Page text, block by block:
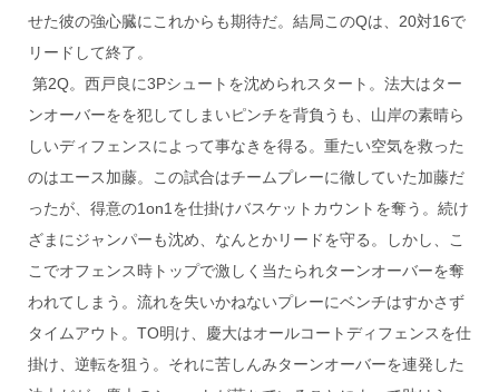
せた彼の強心臓にこれからも期待だ。結局このQは、20対16で
リードして終了。
第2Q。西戸良に3Pシュートを沈められスタート。法大はター
ンオーバーをを犯してしまいピンチを背負うも、山岸の素晴ら
しいディフェンスによって事なきを得る。重たい空気を救った
のはエース加藤。この試合はチームプレーに徹していた加藤だ
ったが、得意の1on1を仕掛けバスケットカウントを奪う。続け
ざまにジャンパーも沈め、なんとかリードを守る。しかし、こ
こでオフェンス時トップで激しく当たられターンオーバーを奪
われてしまう。流れを失いかねないプレーにベンチはすかさず
タイムアウト。TO明け、慶大はオールコートディフェンスを仕
掛け、逆転を狙う。それに苦しんみターンオーバーを連発した